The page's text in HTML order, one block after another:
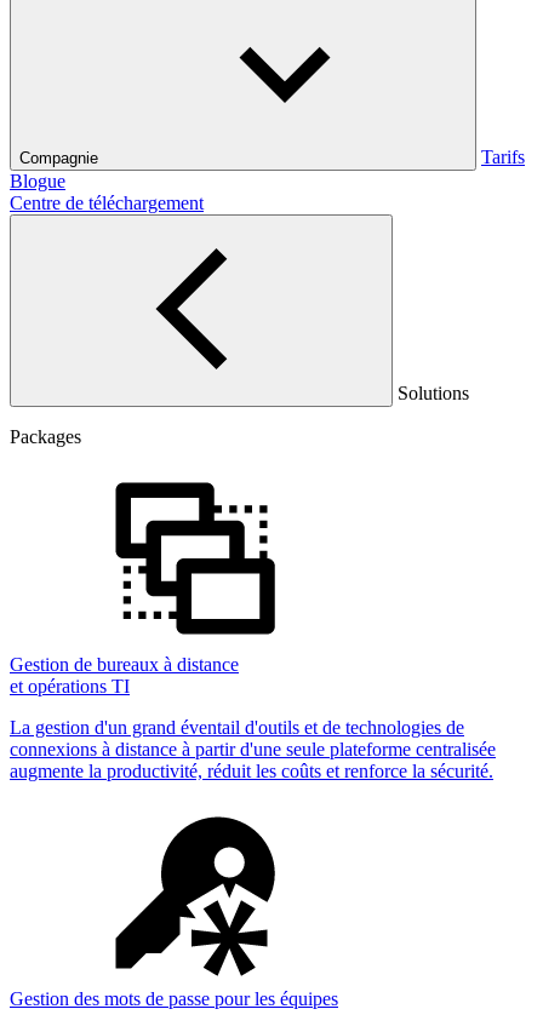
Compagnie
Tarifs
Blogue
Centre de téléchargement
Solutions
Packages
Gestion de bureaux à distance
et opérations TI
La gestion d'un grand éventail d'outils et de technologies de
connexions à distance à partir d'une seule plateforme centralisée
augmente la productivité, réduit les coûts et renforce la sécurité.
Gestion des mots de passe pour les équipes